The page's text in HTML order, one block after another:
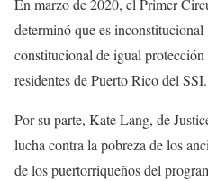
En marzo de 2020, el Primer
determinó que es
constitucional de igual
residentes de Puerto Rico del SSI.
Por su parte, Kate Lang, de
lucha contra la pobreza de los
de los puertorriqueños del